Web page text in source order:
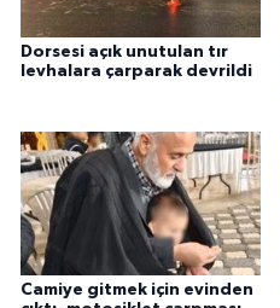
Dorsesi açık unutulan tır
levhalara çarparak devrildi
Camiye gitmek için evinden